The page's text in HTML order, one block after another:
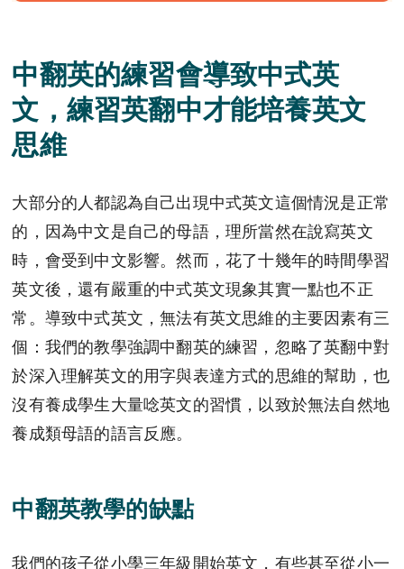
中翻英的練習會導致中式英
文，練習英翻中才能培養英文
思維
大部分的人都認為自己出現中式英文這個情況是正常
的，因為中文是自己的母語，理所當然在說寫英文
時，會受到中文影響。然而，花了十幾年的時間學習
英文後，還有嚴重的中式英文現象其實一點也不正
常。導致中式英文，無法有英文思維的主要因素有三
個：我們的教學強調中翻英的練習，忽略了英翻中對
於深入理解英文的用字與表達方式的思維的幫助，也
沒有養成學生大量唸英文的習慣，以致於無法自然地
養成類母語的語言反應。
中翻英教學的缺點
我們的孩子從小學三年級開始英文，有些甚至從小一